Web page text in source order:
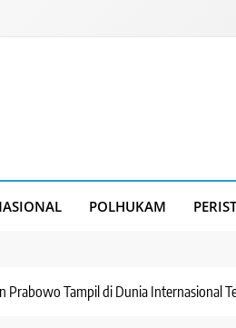
POLHUKAM
Prabowo Tampil di Dunia Internasional